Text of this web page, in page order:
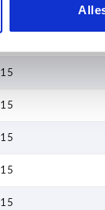
133
15
15
15
15
15